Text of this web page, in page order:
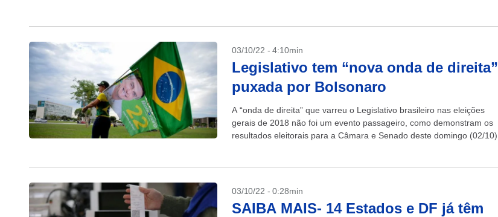
03/10/22 - 4:10min
Legislativo tem “nova onda de direita”
puxada por Bolsonaro
A “onda de direita” que varreu o Legislativo brasileiro nas eleições
gerais de 2018 não foi um evento passageiro, como demonstram os
resultados eleitorais para a Câmara e Senado deste domingo (02/10).
03/10/22 - 0:28min
SAIBA MAIS- 14 Estados e DF já têm